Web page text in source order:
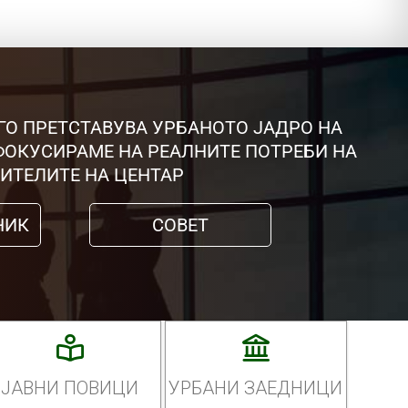
ПРЕТСТАВУВА УРБАНОТО ЈАДРО НА
НА РЕАЛНИТЕ ПОТРЕБИ НА
НА ЦЕНТАР
СОВЕТ
ЈАВНИ ПОВИЦИ УРБАНИ ЗАЕДНИЦИ